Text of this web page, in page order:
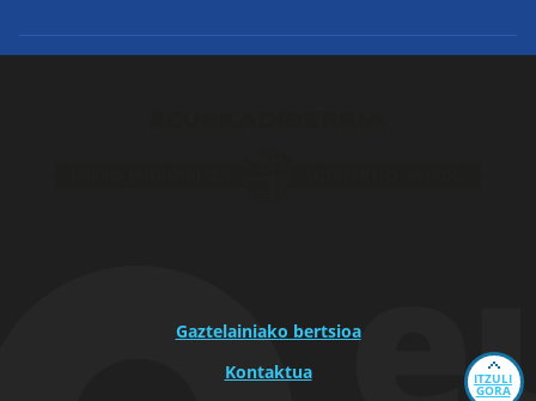
Gaztelainiako bertsioa
Kontaktua
ITZULI
GORA